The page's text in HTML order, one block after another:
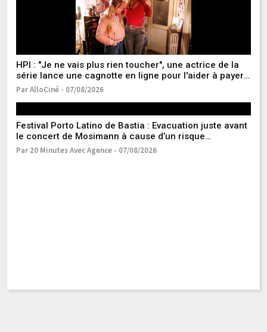
HPI : "Je ne vais plus rien toucher", une actrice de la
série lance une cagnotte en ligne pour l'aider à payer
ses factures !
Par AlloCiné - 07/08/2026
Festival Porto Latino de Bastia : Evacuation juste avant
le concert de Mosimann à cause d’un risque
d’affaissement
Par 20 Minutes Avec Agence - 07/08/2026